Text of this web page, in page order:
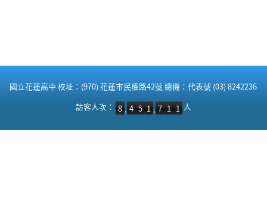
國立花蓮高中 校址：(970) 花蓮市民權路42號 總機：代表號 (03) 8242236
訪客人次：8,451,711 人
訪客人次： 8 , 4 5 1 , 7 1 1 人